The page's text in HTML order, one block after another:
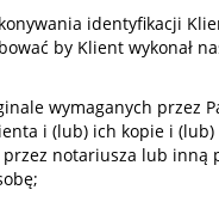
identyfikacji
by Klient wykonał
wymaganych przez
i (lub) ich kopie i
notariusza lub inną